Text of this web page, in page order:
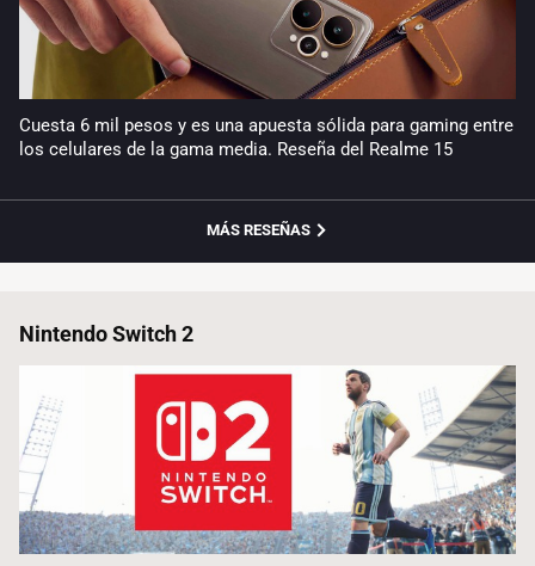
Cuesta 6 mil pesos y es una apuesta sólida para gaming entre
los celulares de la gama media. Reseña del Realme 15
MÁS RESEÑAS
Nintendo Switch 2